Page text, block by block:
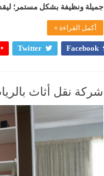
جميلة ونظيفة بشكل مستمر؛
أكمل القراءة »
Facebook
Twitter
شركة نقل أثاث